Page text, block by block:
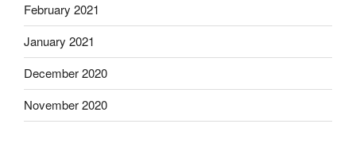
February 2021
January 2021
December 2020
November 2020